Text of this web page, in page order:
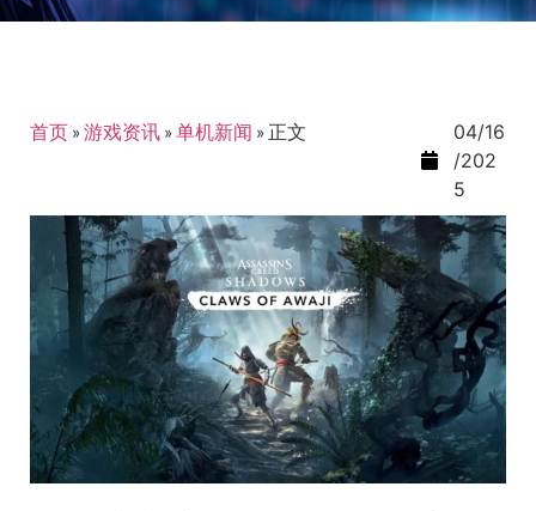
首页 »游戏资讯 »单机新闻 » 正文
04/16
/202
5